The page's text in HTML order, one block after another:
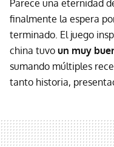
Parece una eternidad
finalmente la espera
terminado. El juego
china tuvo un muy
sumando múltiples
tanto historia,